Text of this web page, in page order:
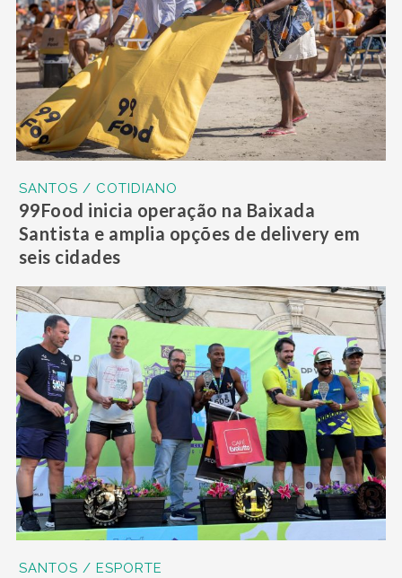
SANTOS / COTIDIANO
99Food inicia operação na Baixada
Santista e amplia opções de delivery em
seis cidades
SANTOS / ESPORTE